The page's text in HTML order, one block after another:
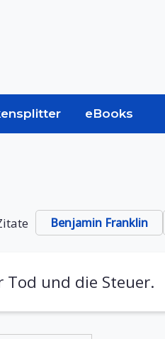
eBooks
Benjamin Franklin
Tod und die Steuer.